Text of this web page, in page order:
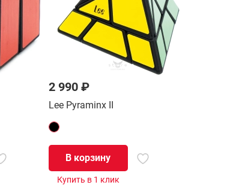
2 990 ₽
Lee Pyraminx II
В корзину
Купить в 1 клик